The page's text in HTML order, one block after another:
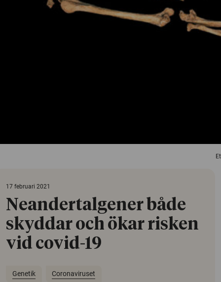
17 februari 2021
Neandertalgener både
skyddar och ökar risken
vid covid-19
Genetik Coronaviruset